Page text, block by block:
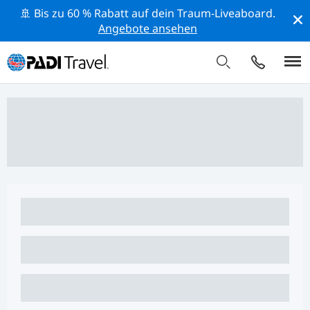
🚢 Bis zu 60 % Rabatt auf dein Traum-Liveaboard.
Angebote ansehen